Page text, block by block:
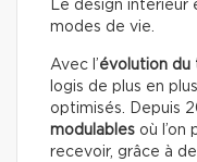
Le design intérieur
modes de vie.
Avec l’évolution du
logis de plus en plus
optimisés. Depuis
modulables où
recevoir, grâce à